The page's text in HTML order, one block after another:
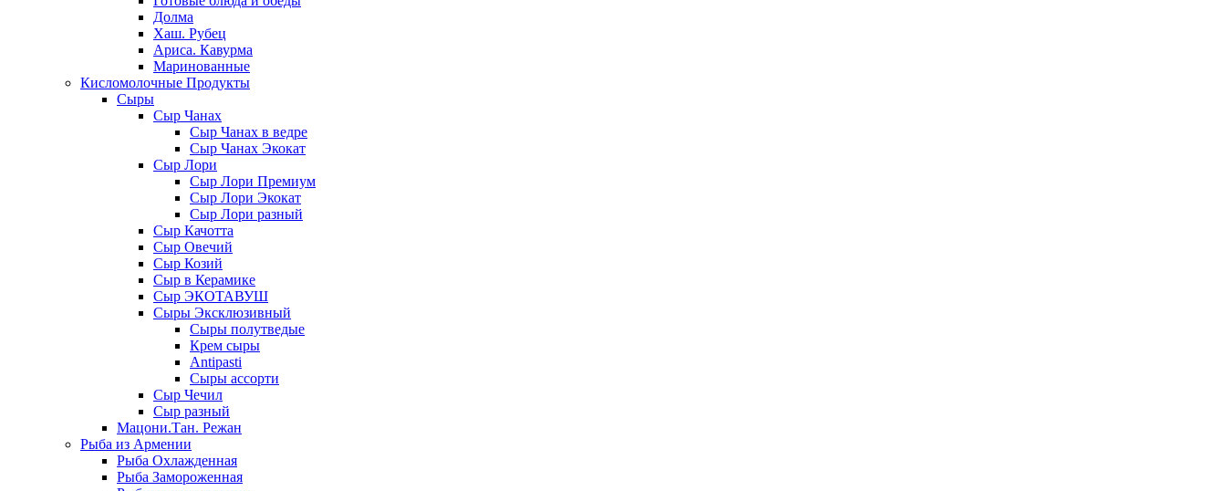
Долма
Хаш. Рубец
Ариса. Кавурма
Маринованные
Кисломолочные Продукты
Сыры
Сыр Чанах
Сыр Чанах в ведре
Сыр Чанах Экокат
Сыр Лори
Сыр Лори Премиум
Сыр Лори Экокат
Сыр Лори разный
Сыр Качотта
Сыр Овечий
Сыр Козий
Сыр в Керамике
Сыр ЭКОТАВУШ
Сыры Эксклюзивный
Сыры полутведые
Крем сыры
Antipasti
Сыры ассорти
Сыр Чечил
Сыр разный
Мацони.Тан. Режан
Рыба из Армении
Рыба Охлажденная
Рыба Замороженная